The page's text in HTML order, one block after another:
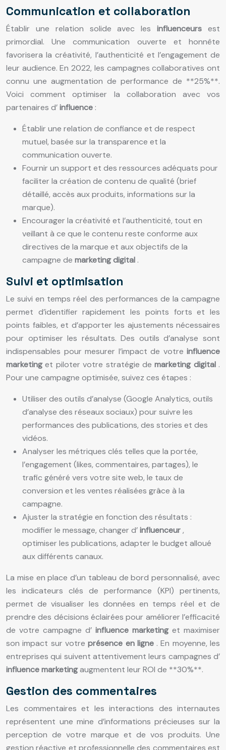
Communication et collaboration
Établir une relation solide avec lesinfluenceursest
primordial. Une communication ouverte et honnête
favorisera la créativité, l’authenticité et l’engagement de
leur audience. En 2022, les campagnes collaboratives ont
connu une augmentation de performance de **25%**.
Voici comment optimiser la collaboration avec vos
partenaires d’influence :
Établir une relation de confiance et de respect
mutuel, basée sur la transparence et la
communication ouverte.
Fournir un support et des ressources adéquats pour
faciliter la création de contenu de qualité (brief
détaillé, accès aux produits, informations sur la
marque).
Encourager la créativité et l’authenticité, tout en
veillant à ce que le contenu reste conforme aux
directives de la marque et aux objectifs de la
campagne de marketing digital .
Suivi et optimisation
Le suivi en temps réel des performances de la campagne
permet d’identifier rapidement les points forts et les
points faibles, et d’apporter les ajustements nécessaires
pour optimiser les résultats. Des outils d’analyse sont
indispensables pour mesurer l’impact de votre influence
marketinget piloter votre stratégie demarketing digital .
Pour une campagne optimisée, suivez ces étapes :
Utiliser des outils d’analyse (Google Analytics, outils
d’analyse des réseaux sociaux) pour suivre les
performances des publications, des stories et des
vidéos.
Analyser les métriques clés telles que la portée,
l’engagement (likes, commentaires, partages), le
trafic généré vers votre site web, le taux de
conversion et les ventes réalisées grâce à la
campagne.
Ajuster la stratégie en fonction des résultats :
modifier le message, changer d’influenceur,
optimiser les publications, adapter le budget alloué
aux différents canaux.
La mise en place d’un tableau de bord personnalisé, avec
les indicateurs clés de performance (KPI) pertinents,
permet de visualiser les données en temps réel et de
prendre des décisions éclairées pour améliorer l’efficacité
de votre campagne d’ influence marketing et maximiser
son impact sur votreprésence en ligne . En moyenne, les
entreprises qui suivent attentivement leurs campagnes d’
influence marketingaugmentent leur ROI de **30%**.
Gestion des commentaires
Les commentaires et les interactions des internautes
représentent une mine d’informations précieuses sur la
perception de votre marque et de vos produits. Une
gestion réactive et professionnelle des commentaires est